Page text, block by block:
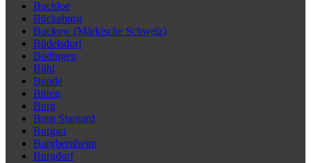
Buchloe
Bückeburg
Buckow (Märkische Schweiz)
Büdelsdorf
Büdingen
Bühl
Bünde
Büren
Burg
Burg Stargard
Burgau
Burgbernheim
Burgdorf